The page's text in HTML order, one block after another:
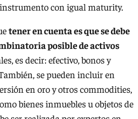
con igual maturity.
tener en cuenta es que se debe
posible de activos
es decir: efectivo, bonos y
se pueden incluir en
en oro y otros commodities,
bienes inmuebles u objetos de